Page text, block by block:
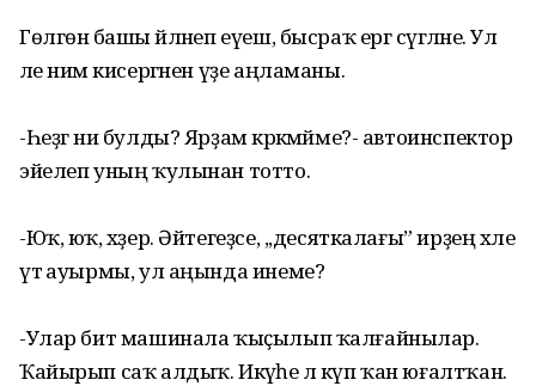
Гөлгөнә башы әйләнеп еүеш, бысраҡ ергә сүгәләне. Ул
әле нимә кисергәнен үҙе аңламаны.
-Һеҙгә ни булды? Ярҙам кәрәкмәйме?- автоинспектор
эйелеп уның ҡулынан тотто.
-Юҡ, юҡ, хәҙер. Әйтегеҙсе, ,,десяткалағы” ирҙең хәле
үтә ауырмы, ул аңында инеме?
-Улар бит машинала ҡыҫылып ҡалғайнылар.
Ҡайырып саҡ алдыҡ. Икәүһе лә күп ҡан юғалтҡан.